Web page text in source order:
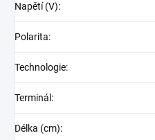
Napětí (V):
Polarita:
Technologie:
Terminál :
Délka (cm):